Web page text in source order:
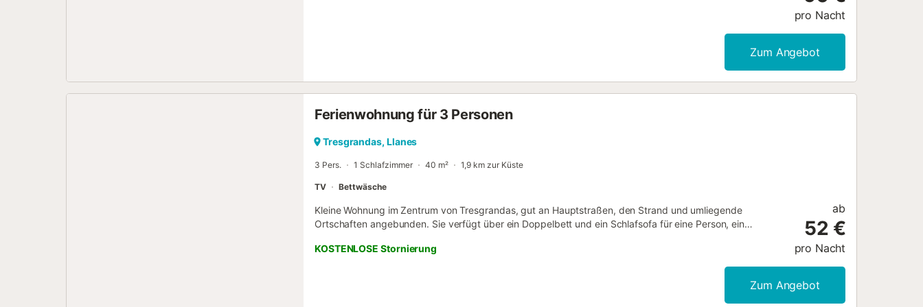
pro Nacht
Zum Angebot
Ferienwohnung für 3 Personen
Tresgrandas, Llanes
3 Pers. 1 Schlafzimmer 40 m² 1,9 km zur Küste
TV Bettwäsche
Kleine Wohnung im Zentrum von Tresgrandas, gut an Hauptstraßen, den Strand und umliegende
Ortschaften angebunden. Sie verfügt über ein Doppelbett und ein Schlafsofa für eine Person, ein
Küchenutensilien. Ideal für 2 bis 3 Personen. Bitte beachten Sie, dass kein barrierefreier Zugang oder
KOSTENLOSE Stornierung
ab
52 €
pro Nacht
Zum Angebot